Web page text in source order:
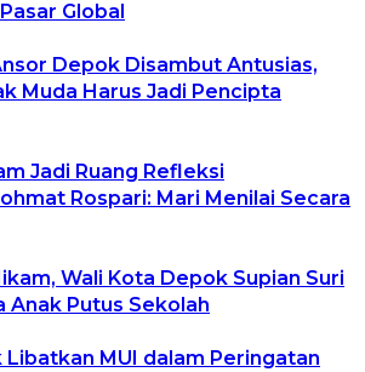
Global
Depok Disambut Antusias,
Muda Harus Jadi Pencipta
Jadi Ruang Refleksi
Rospari: Mari Menilai Secara
Wali Kota Depok Supian Suri
Anak Putus Sekolah
Libatkan MUI dalam Peringatan